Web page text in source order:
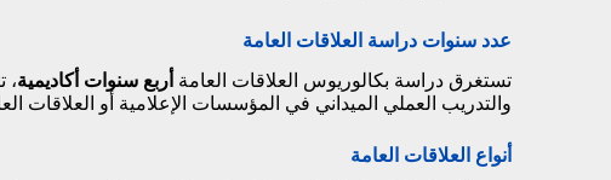
عدد سنوات دراسة العلاقات العامة
تستغرق دراسة بكالوريوس العلاقات العامة أربع سنوات أكاديمية،
والتدريب العملي الميداني في المؤسسات الإعلامية أو العلاقات
أنواع العلاقات العامة